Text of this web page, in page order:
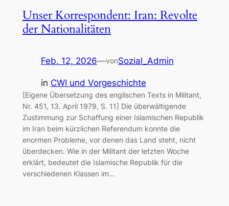
Unser Korrespondent: Iran: Revolte
der Nationalitäten
Feb. 12, 2026—vonSozial_Admin
in CWI und Vorgeschichte
[Eigene Übersetzung des englischen Texts in Militant,
Nr. 451, 13. April 1979, S. 11] Die überwältigende
Zustimmung zur Schaffung einer Islamischen Republik
im Iran beim kürzlichen Referendum konnte die
enormen Probleme, vor denen das Land steht, nicht
überdecken. Wie in der Militant der letzten Woche
erklärt, bedeutet die Islamische Republik für die
verschiedenen Klassen im…